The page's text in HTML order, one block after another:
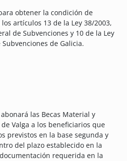
obtener la condición de
artículos 13 de la Ley 38/2003,
de Subvenciones y 10 de la Ley
de Galicia.
las Becas Material y
Valga a los beneficiarios que
previstos en la base segunda y
del plazo establecido en la
requerida en la